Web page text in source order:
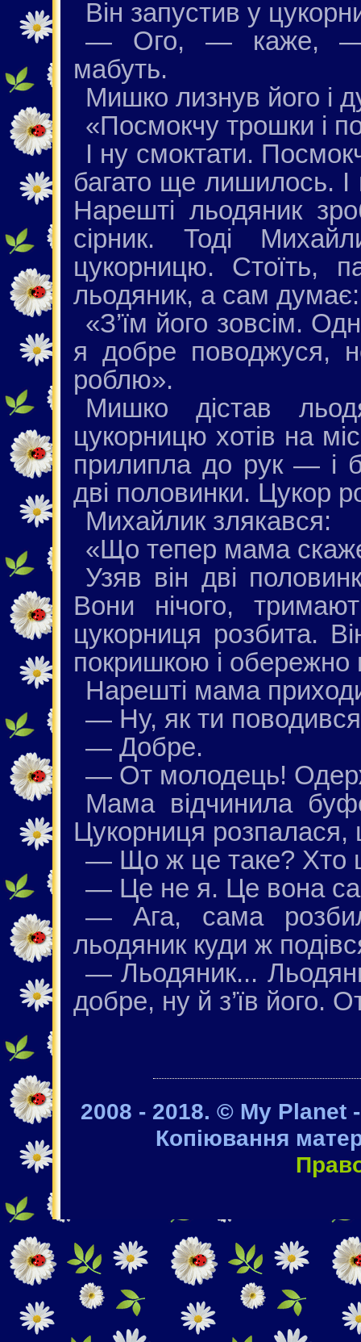
Він запустив у
— Ого, — каже, —
мабуть.
Мишко лизнув його і
«Посмокчу трошки і
І ну смоктати.
багато ще лишилось.
Нарешті льодяник
сірник. Тоді
цукорницю. Стоїть,
льодяник, а сам думає:
«З’їм його зовсім.
я добре поводжуся,
роблю».
Мишко дістав
цукорницю хотів на
прилипла до рук — і
дві половинки. Цукор
Михайлик злякався:
«Що тепер мама
Узяв він дві
Вони нічого,
цукорниця розбита.
покришкою і обережно
Нарешті мама
— Ну, як ти
— Добре.
— От молодець!
Мама відчинила
Цукорниця розпалася,
— Що ж це таке? Хто
— Це не я. Це вона
— Ага, сама
льодяник куди ж
— Льодяник...
добре, ну й з’їв його.
2008 - 2018. © My Planet
Копіювання